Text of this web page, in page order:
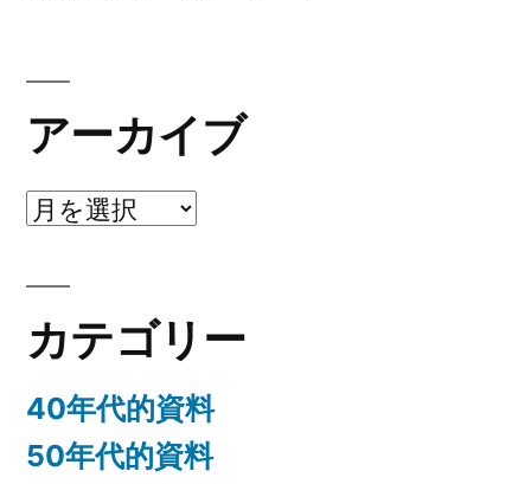
アーカイブ
ア
イ
ブ
カテゴリー
40年代的資料
50年代的資料